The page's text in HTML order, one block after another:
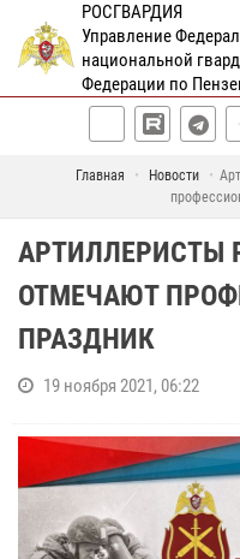
РОСГВАРДИЯ
Управление
национальной
Федерации по
Главная Новости
АРТИЛЛЕРИСТЫ
ОТМЕЧАЮТ
ПРАЗДНИК
19 ноября 2021, 06:22